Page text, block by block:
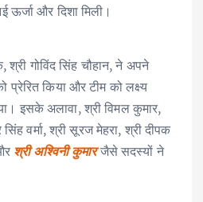
ऊर्जा और दिशा मिली।
गोविंद सिंह चौहान, ने अपने
किया और टीम को लक्ष्य
इसके अलावा, श्री विमल कुमार,
सिंह वर्मा, श्री सूरज मेहरा, श्री दीपक
श्री अश्विनी कुमारजैसे सदस्यों ने